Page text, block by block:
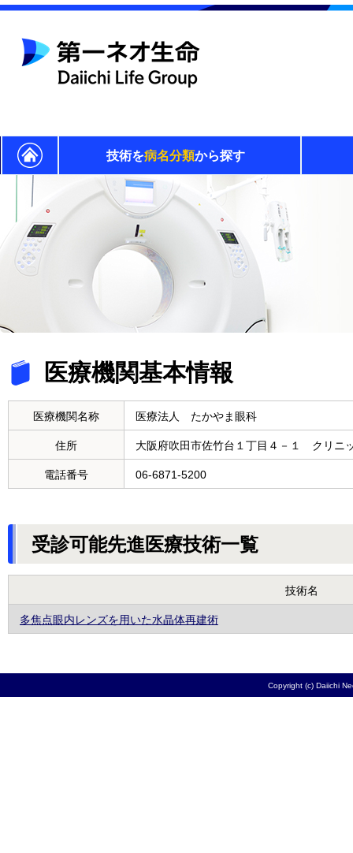
技術を病名分類から探す
医療機関基本情報
医療機関名称 医療法人 たかやま眼科
住所 大阪府吹田市佐竹台１丁目４－１ クリニ
電話番号 06-6871-5200
受診可能先進医療技術一覧
技術名
多焦点眼内レンズを用いた水晶体再建術
Copyright (c) Daiichi